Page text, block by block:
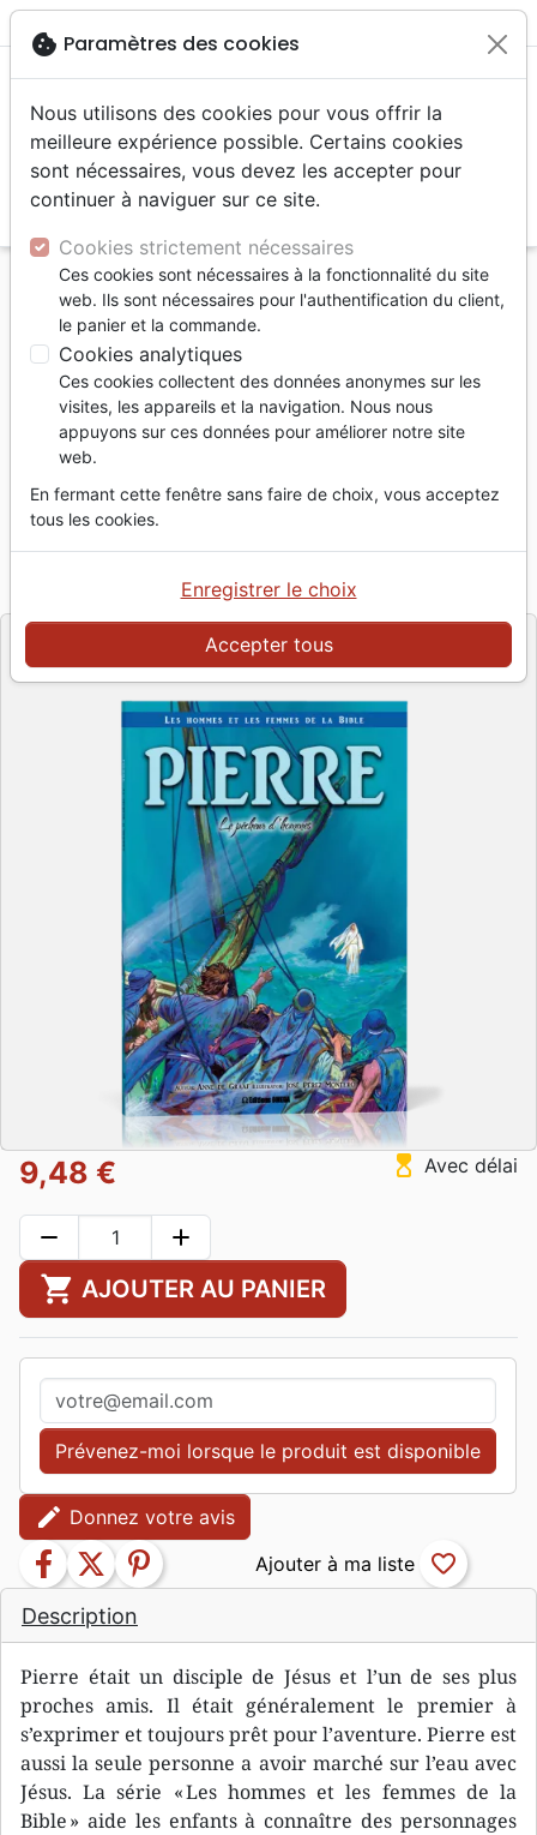
menu
Accueil
Jeunesse
Pierre: le pêcheur d'hommes - Collection: Les
hommes et les femmes de la Bible
Pierre: le pêcheur d'hommes
Collection: Les hommes et les femmes de
la Bible
Auteur :Anne de Graaf| Illustrateur :José
Pérez Montero
Description
Pierre était un disciple de Jésus et l’un de ses plus
proches amis. Il était généralement le premier à
s’exprimer et toujours prêt pour l’aventure. Pierre est
aussi la seule personne a avoir marché sur l’eau avec
Jésus. La série « Les hommes et les femmes de la
Bible » aide les enfants à connaître des personnages
9,48 € hourglass_top Avec délai
remove add
shopping_cart AJOUTER AU PANIER
Prévenez-moi lorsque le produit est disponible
edit Donnez votre avis
facebook twitter pinterest favorite_border
cookie Paramètres des cookies
Nous utilisons des cookies pour vous offrir la
meilleure expérience possible. Certains cookies
sont nécessaires, vous devez les accepter pour
continuer à naviguer sur ce site.
Cookies strictement nécessaires
Ces cookies sont nécessaires à la fonctionnalité du site
web. Ils sont nécessaires pour l'authentification du client,
le panier et la commande.
Cookies analytiques
Ces cookies collectent des données anonymes sur les
visites, les appareils et la navigation. Nous nous
appuyons sur ces données pour améliorer notre site
web.
En fermant cette fenêtre sans faire de choix, vous acceptez
tous les cookies.
Accepter tous
Enregistrer le choix